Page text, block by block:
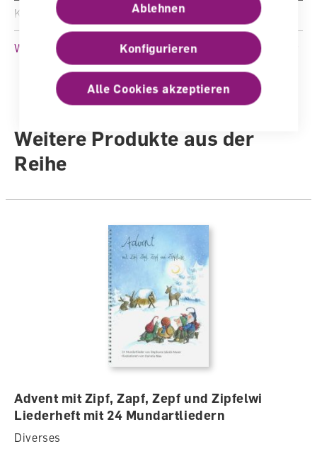
Klasse
Kindergarten, 1. Klasse, 2. Klasse,
3. Klasse
Fachbereich
Deutsch
Auflage
Ausgabe 2012
Autoren /
Weitere Produktinformationen
Weitere Produkte aus der
Reihe
Advent mit Zipf, Zapf, Zepf und Zipfelwi
Liederheft mit 24 Mundartliedern
Diverses
Ablehnen
Konfigurieren
Alle Cookies akzeptieren